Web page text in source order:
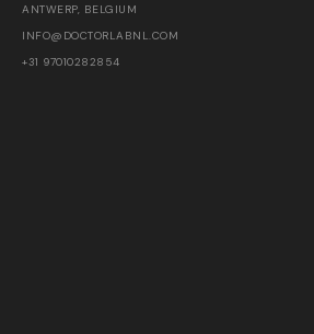
ANTWERP, BELGIUM
INFO@DOCTORLABNL.COM
+31 97010282854